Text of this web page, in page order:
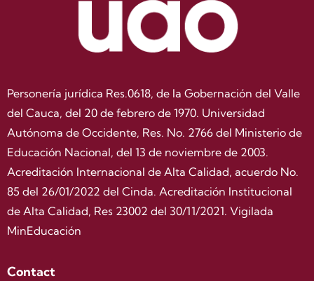
Personería jurídica Res.0618, de la Gobernación del Valle
del Cauca, del 20 de febrero de 1970. Universidad
Autónoma de Occidente, Res. No. 2766 del Ministerio de
Educación Nacional, del 13 de noviembre de 2003.
Acreditación Internacional de Alta Calidad, acuerdo No.
85 del 26/01/2022 del Cinda. Acreditación Institucional
de Alta Calidad, Res 23002 del 30/11/2021. Vigilada
MinEducación
Contact